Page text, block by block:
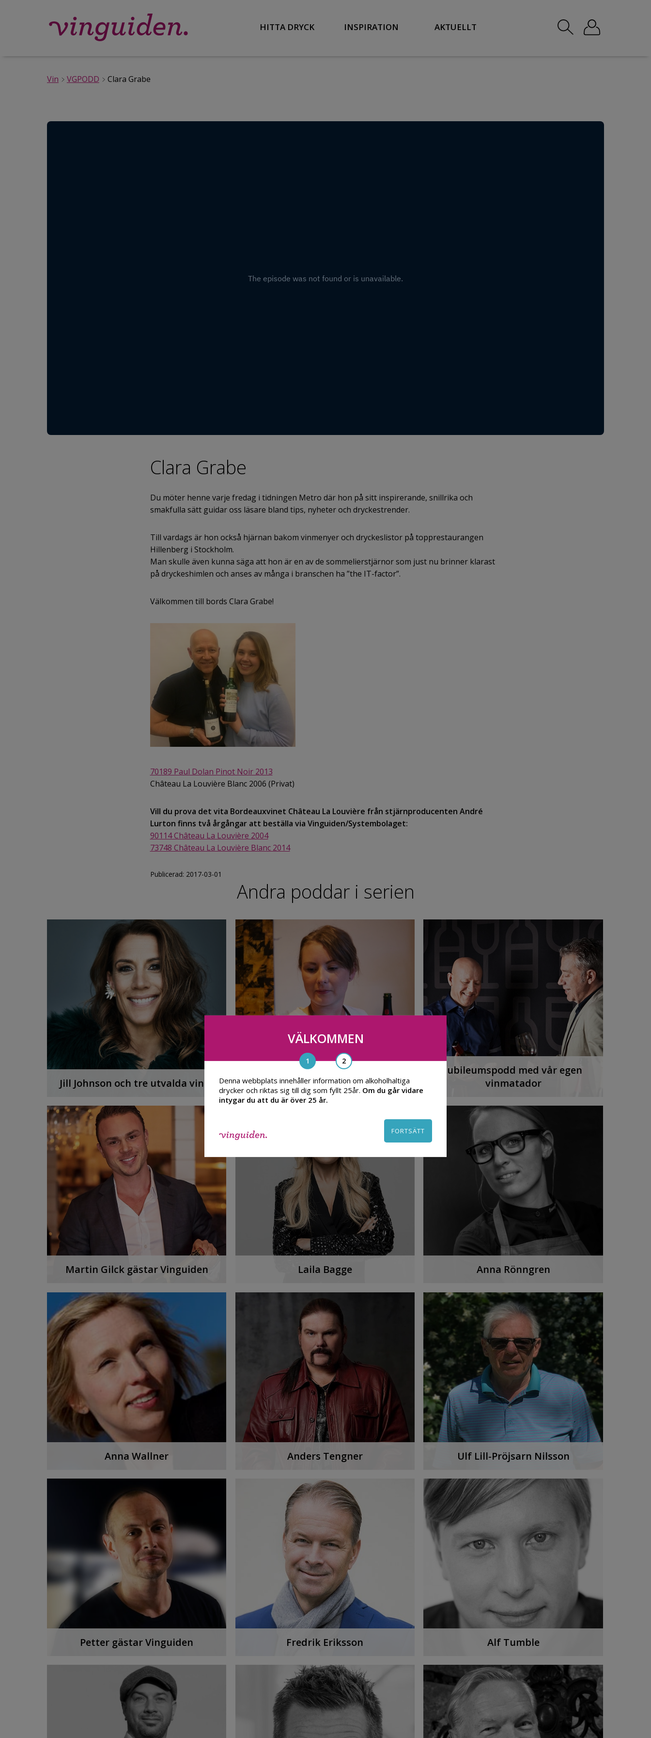
HITTA DRYCK INSPIRATION AKTUELLT
Vin VGPODD Clara Grabe
Clara Grabe
Du möter henne varje fredag i tidningen Metro där hon på sitt inspirerande, snillrika och
smakfulla sätt guidar oss läsare bland tips, nyheter och dryckestrender.
Till vardags är hon också hjärnan bakom vinmenyer och dryckeslistor på topprestaurangen
Hillenberg i Stockholm.
Man skulle även kunna säga att hon är en av de sommelierstjärnor som just nu brinner klarast
på dryckeshimlen och anses av många i branschen ha ”the IT-factor”.
Välkommen till bords Clara Grabe!
70189 Paul Dolan Pinot Noir 2013
Château La Louvière Blanc 2006 (Privat)
Vill du prova det vita Bordeauxvinet Château La Louvière från stjärnproducenten André
Lurton finns två årgångar att beställa via Vinguiden/Systembolaget:
90114 Château La Louvière 2004
73748 Château La Louvière Blanc 2014
Publicerad: 2017-03-01
Andra poddar i serien
Jill Johnson och tre utvalda viner
“Kärleken är”? Låt oss testa.
LYSSNA PÅ PODDEN
Daniella Lundh Egenäs
Möt sommelieren, vinskribenten, bloggaren
och vinprovaren Daniella.
Jubileumspodd med vår egen
vinmatador
vinexpert och Spanienkännare i
jubileumsavsnittet.
LYSSNA PÅ PODDEN
Martin Gilck gästar Vinguiden
mannen bakom Champagne Sweden.
LYSSNA PÅ PODDEN
Laila Bagge
och hennes vin är en succé med
rekordförsäljning.
LYSSNA PÅ PODDEN
Anna Rönngren
Frantzén.
LYSSNA PÅ PODDEN
Anna Wallner
ambassadör för cava.
LYSSNA PÅ PODDEN
Anders Tengner
veteranbilar. Plus vin, förstås
LYSSNA PÅ PODDEN
Ulf Lill-Pröjsarn Nilsson
vin och vinlagring.
LYSSNA PÅ PODDEN
Petter gästar Vinguiden
och pionjär inom svensk hiphop. Nu är det
även vin som gäller.
LYSSNA PÅ PODDEN
Fredrik Eriksson
bestämmer vad som ska serveras på tallriken
och i glasen på Nobelmiddagen.
LYSSNA PÅ PODDEN
Alf Tumble
viktiga för sommelierstudenten som för
hobbyvinprovaren.
LYSSNA PÅ PODDEN
VÄLKOMMEN
Denna webbplats innehåller information om alkoholhaltiga
drycker och riktas sig till dig som fyllt 25år. Om du går vidare
intygar du att du är över 25 år.
FORTSÄTT